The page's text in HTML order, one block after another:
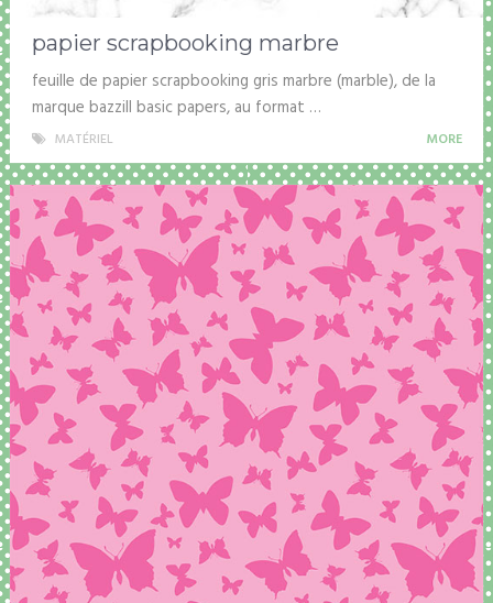
papier scrapbooking marbre
feuille de papier scrapbooking gris marbre (marble), de la
marque bazzill basic papers, au format …
MATÉRIEL MORE